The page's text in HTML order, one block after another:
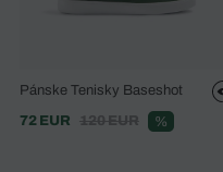
Pánske Tenisky Baseshot
72 EUR
120 EUR %